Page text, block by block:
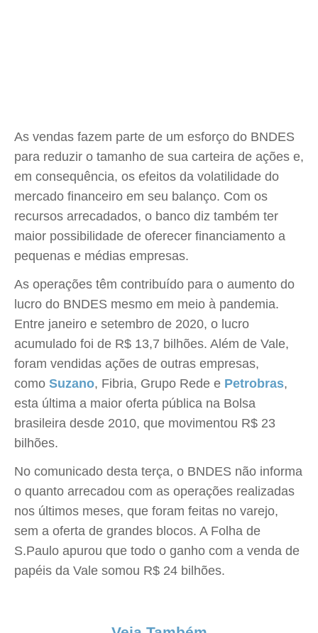
As vendas fazem parte de um esforço do BNDES
para reduzir o tamanho de sua carteira de ações e,
em consequência, os efeitos da volatilidade do
mercado financeiro em seu balanço. Com os
recursos arrecadados, o banco diz também ter
maior possibilidade de oferecer financiamento a
pequenas e médias empresas.
As operações têm contribuído para o aumento do
lucro do BNDES mesmo em meio à pandemia.
Entre janeiro e setembro de 2020, o lucro
acumulado foi de R$ 13,7 bilhões. Além de Vale,
foram vendidas ações de outras empresas,
como Suzano, Fibria, Grupo Rede e Petrobras,
esta última a maior oferta pública na Bolsa
brasileira desde 2010, que movimentou R$ 23
bilhões.
No comunicado desta terça, o BNDES não informa
o quanto arrecadou com as operações realizadas
nos últimos meses, que foram feitas no varejo,
sem a oferta de grandes blocos. A Folha de
S.Paulo apurou que todo o ganho com a venda de
papéis da Vale somou R$ 24 bilhões.